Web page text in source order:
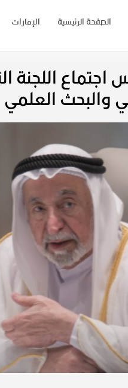
الإمارات الصفحة الرئيسية
اللجنة
والبحث العلمي